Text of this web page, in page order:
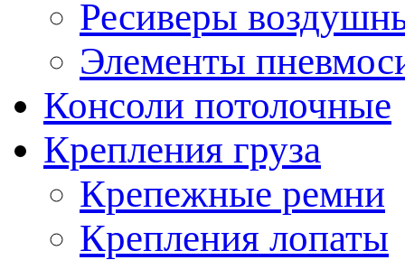
Ресиверы
Элементы
Консоли потолочные
Крепления груза
Крепежные ремни
Крепления лопаты